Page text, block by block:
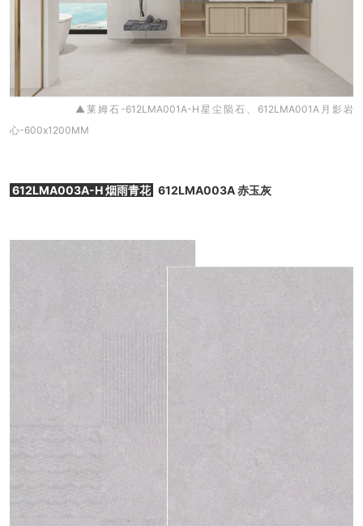
▲莱姆石-612LMA001A-H星尘陨石、612LMA001A月影岩
心-600x1200MM
612LMA003A-H 烟雨青花 612LMA003A 赤玉灰